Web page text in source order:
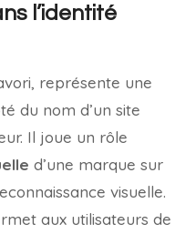
l’identité
représente une
du nom d’un site
Il joue un rôle
d’une marque sur
visuelle.
aux utilisateurs de